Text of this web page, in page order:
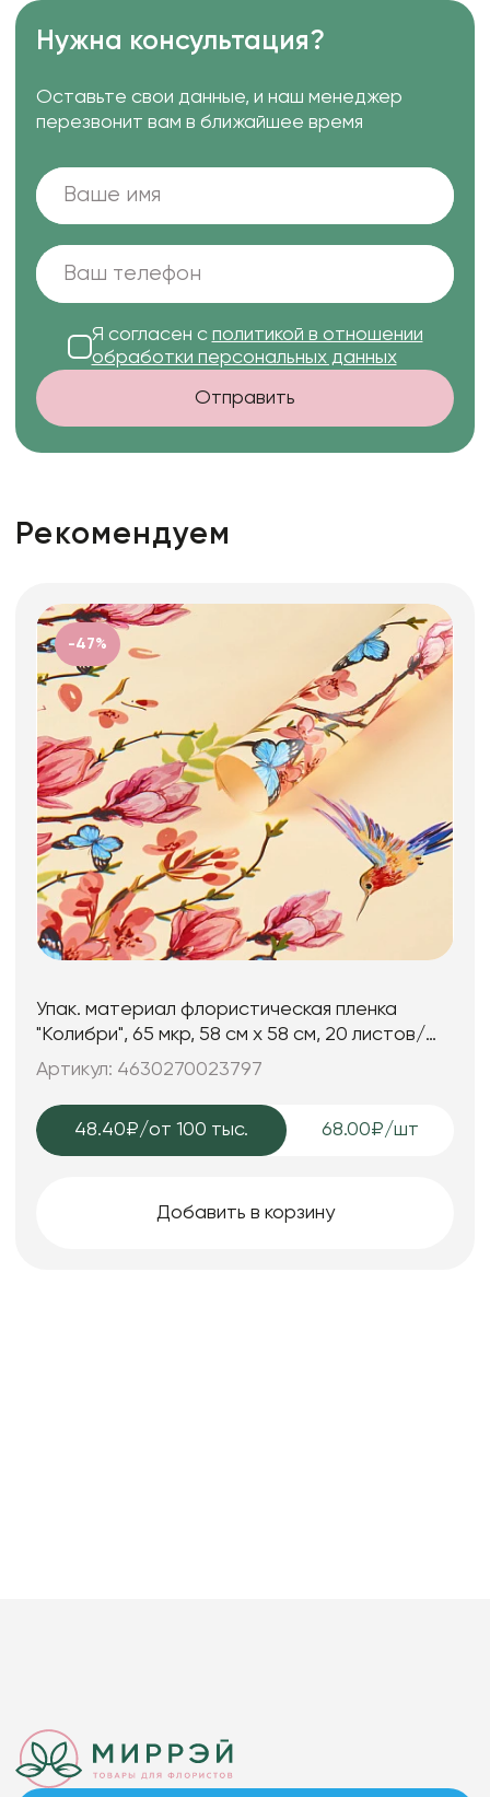
Нужна консультация?
Оставьте свои данные, и наш менеджер
перезвонит вам в ближайшее время
Я согласен с политикой в отношении
обработки персональных данных
Отправить
Рекомендуем
-47%
Упак. материал флористическая пленка
"Колибри", 65 мкр, 58 см х 58 cм, 20 листов/
упак., шампань
Артикул: 4630270023797
48.40₽/от 100 тыс. 68.00₽/шт
Добавить в корзину